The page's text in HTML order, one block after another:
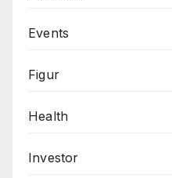
Events
Figur
Health
Investor